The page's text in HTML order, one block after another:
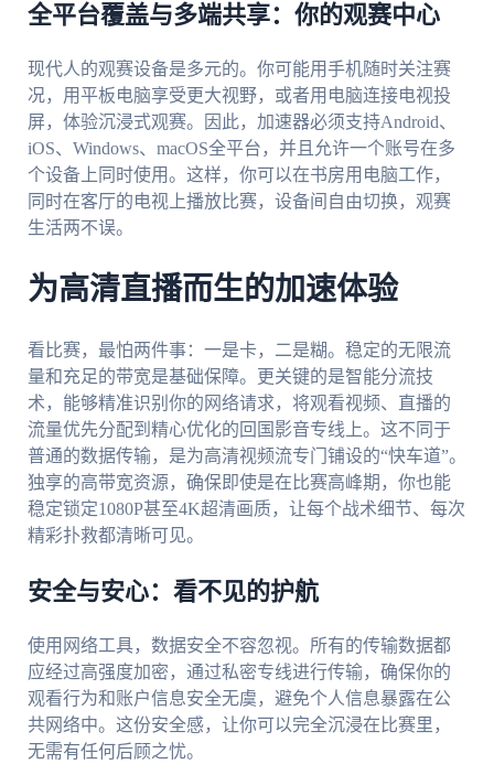
全平台覆盖与多端共享：你的观赛中心
现代人的观赛设备是多元的。你可能用手机随时关注赛
况，用平板电脑享受更大视野，或者用电脑连接电视投
屏，体验沉浸式观赛。因此，加速器必须支持Android、
iOS、Windows、macOS全平台，并且允许一个账号在多
个设备上同时使用。这样，你可以在书房用电脑工作，
同时在客厅的电视上播放比赛，设备间自由切换，观赛
生活两不误。
为高清直播而生的加速体验
看比赛，最怕两件事：一是卡，二是糊。稳定的无限流
量和充足的带宽是基础保障。更关键的是智能分流技
术，能够精准识别你的网络请求，将观看视频、直播的
流量优先分配到精心优化的回国影音专线上。这不同于
普通的数据传输，是为高清视频流专门铺设的“快车道”。
独享的高带宽资源，确保即使是在比赛高峰期，你也能
稳定锁定1080P甚至4K超清画质，让每个战术细节、每次
精彩扑救都清晰可见。
安全与安心：看不见的护航
使用网络工具，数据安全不容忽视。所有的传输数据都
应经过高强度加密，通过私密专线进行传输，确保你的
观看行为和账户信息安全无虞，避免个人信息暴露在公
共网络中。这份安全感，让你可以完全沉浸在比赛里，
无需有任何后顾之忧。